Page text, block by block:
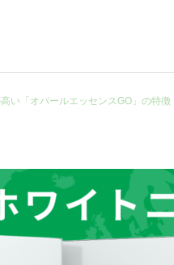
い「オパールエッセンスGO」の特徴